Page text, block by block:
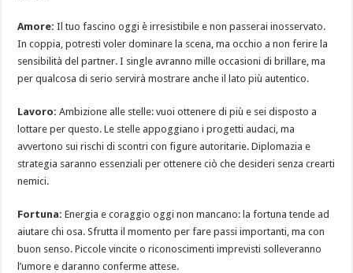
Amore: Il tuo fascino oggi è irresistibile e non passerai inosservato.
In coppia, potresti voler dominare la scena, ma occhio a non ferire la
sensibilità del partner. I single avranno mille occasioni di brillare, ma
per qualcosa di serio servirà mostrare anche il lato più autentico.
Lavoro: Ambizione alle stelle: vuoi ottenere di più e sei disposto a
lottare per questo. Le stelle appoggiano i progetti audaci, ma
avvertono sui rischi di scontri con figure autoritarie. Diplomazia e
strategia saranno essenziali per ottenere ciò che desideri senza crearti
nemici.
Fortuna: Energia e coraggio oggi non mancano: la fortuna tende ad
aiutare chi osa. Sfrutta il momento per fare passi importanti, ma con
buon senso. Piccole vincite o riconoscimenti imprevisti solleveranno
l’umore e daranno conferme attese.